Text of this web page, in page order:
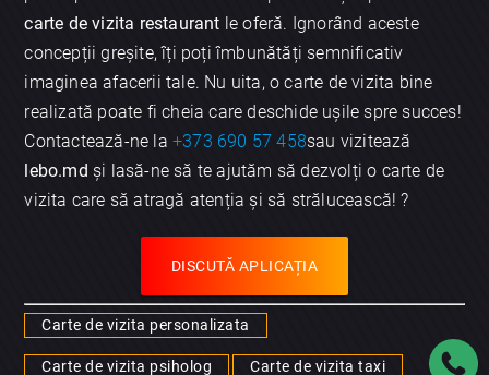
carte de vizita restaurant le oferă. Ignorând aceste
concepții greșite, îți poți îmbunătăți semnificativ
imaginea afacerii tale. Nu uita, o carte de vizita bine
realizată poate fi cheia care deschide ușile spre succes!
Contactează-ne la+373 690 57 458sau vizitează
lebo.md și lasă-ne să te ajutăm să dezvolți o carte de
vizita care să atragă atenția și să strălucească! ?
DISCUTĂ APLICAȚIA
Carte de vizita personalizata
Carte de vizita psiholog Carte de vizita taxi